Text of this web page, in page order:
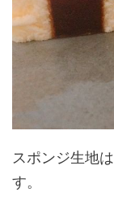
スポンジ生地は
す。